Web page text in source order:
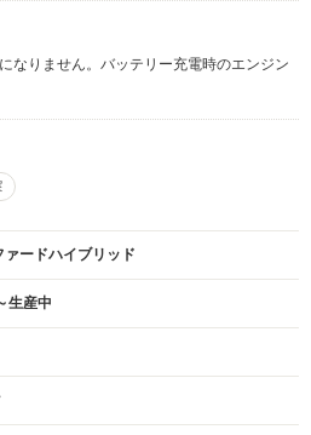
なりません。バッテリー充電時のエンジン
ァードハイブリッド
生産中